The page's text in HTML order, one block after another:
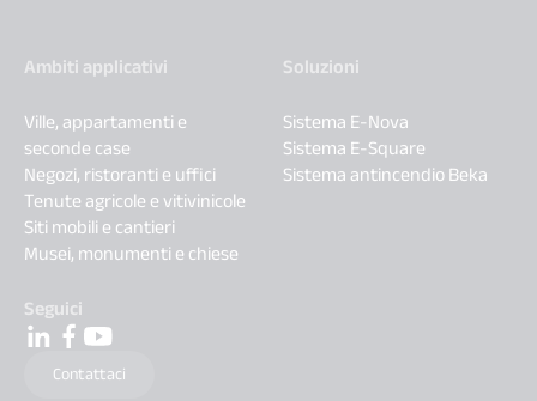
Ambiti applicativi
Ville, appartamenti e
seconde case
Negozi, ristoranti e uffici
Tenute agricole e vitivinicole
Siti mobili e cantieri
Musei, monumenti e chiese
Soluzioni
Sistema E-Nova
Sistema E-Square
Sistema antincendio Beka
Seguici
Contattaci